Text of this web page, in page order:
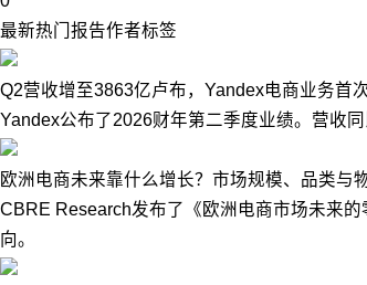
最新热门 报告作者标签
Q2营收增至3863亿卢布，Yandex电商业务首
Yandex公布了2026财年第二季度业绩。营收
欧洲电商未来靠什么增长？市场规模、品类与
CBRE Research发布了《欧洲电商市场未来
向。